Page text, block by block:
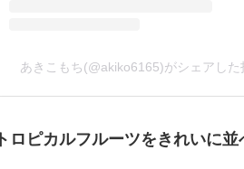
あきこもち(@akiko6165)がシェアした
トロピカルフルーツをきれいに